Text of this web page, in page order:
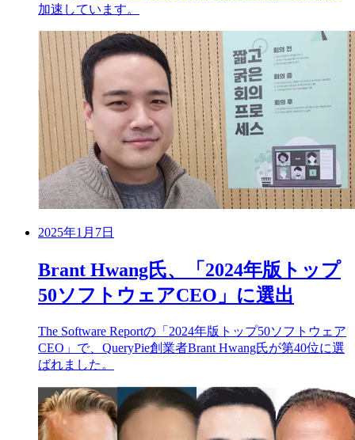
加速しています。
2025年1月7日
Brant Hwang氏、「2024年版トップ
50ソフトウェアCEO」に選出
The Software Reportの「2024年版トップ50ソフトウェア
CEO」で、QueryPie創業者Brant Hwang氏が第40位に選
ばれました。